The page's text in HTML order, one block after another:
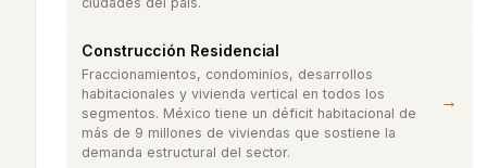
Construcción Residencial
Fraccionamientos, condominios, desarrollos
habitacionales y vivienda vertical en todos los
segmentos. México tiene un déficit habitacional de
más de 9 millones de viviendas que sostiene la
demanda estructural del sector.
→